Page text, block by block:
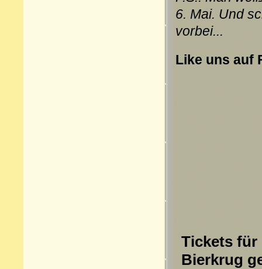
6. Mai. Und
vorbei...
Like uns auf
Tickets für
Bierkrug